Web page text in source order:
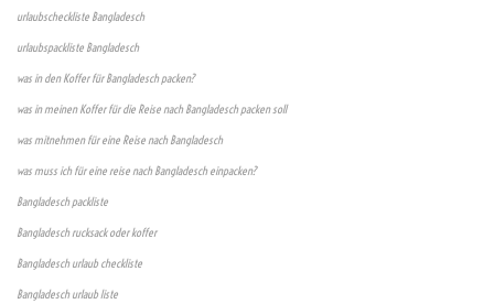
urlaubscheckliste Bangladesch
urlaubspackliste Bangladesch
was in den Koffer für Bangladesch packen?
was in meinen Koffer für die Reise nach Bangladesch packen soll
was mitnehmen für eine Reise nach Bangladesch
was muss ich für eine reise nach Bangladesch einpacken?
Bangladesch packliste
Bangladesch rucksack oder koffer
Bangladesch urlaub checkliste
Bangladesch urlaub liste